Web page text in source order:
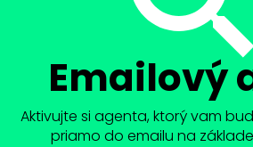
Emailový
Aktivujte si agenta, ktorý vam
priamo do emailu na